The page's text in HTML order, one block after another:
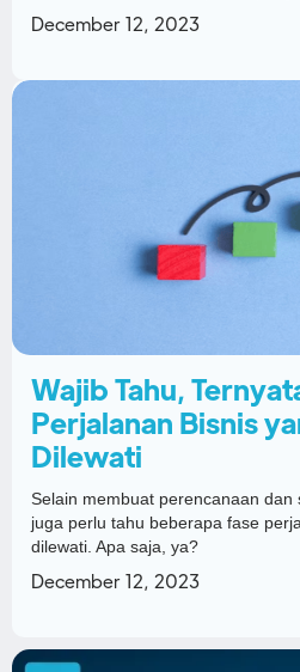
December 12, 2023
Wajib Tahu,
Perjalanan Bisnis
Dilewati
Selain membuat perencanaan dan
juga perlu tahu beberapa fase
dilewati. Apa saja, ya?
December 12, 2023